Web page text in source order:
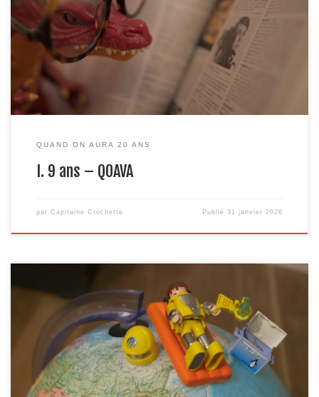
2nde pour tester la vie de fou de journaliste-artisan, était resté
endormi depuis plus d’un an, sagement rangé dans les méandres
du numérique et de mon cerveau malade. Le mal est réparé : le
voici le voilà. Nous […]
QUAND ON AURA 20 ANS
I. 9 ans – QOAVA
par Capitaine Crochette Publié31 janvier 2026
On ne va pas se mentir : on a été et on est mauvais. Franchement,
je veux dire, pour cette histoire de changement climatique. On ne
peut pas dire honnêtement qu’on ne savait pas. On n’en a juste pas
foutu une rame, après nous le déluge. Après nous, parlons-en.
Justement, […]